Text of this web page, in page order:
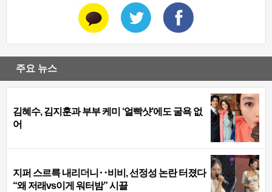
주요 뉴스
김혜수, 김지훈과 부부 케미 ‘얼빡샷’에도 굴욕 없
어
지퍼 스르륵 내리더니‥비비, 선정성 논란 터졌다
“왜 저래vs이게 워터밤” 시끌